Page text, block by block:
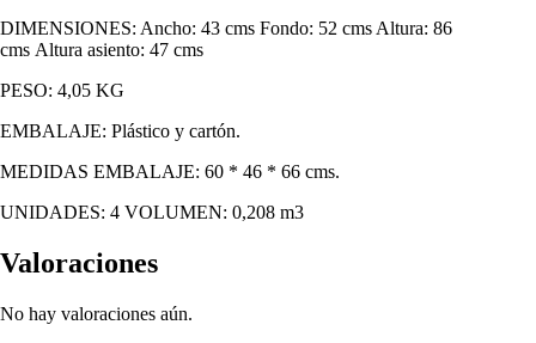
DIMENSIONES: Ancho: 43 cms Fondo: 52 cms Altura: 86
cms Altura asiento: 47 cms
PESO: 4,05 KG
EMBALAJE: Plástico y cartón.
MEDIDAS EMBALAJE: 60 * 46 * 66 cms.
UNIDADES: 4 VOLUMEN: 0,208 m3
Valoraciones
No hay valoraciones aún.